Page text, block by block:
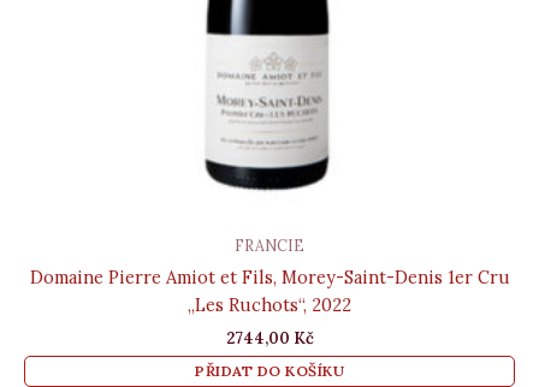
FRANCIE
Domaine Pierre Amiot et Fils, Morey-Saint-Denis 1er Cru
„Les Ruchots“, 2022
2744,00 Kč
PŘIDAT DO KOŠÍKU